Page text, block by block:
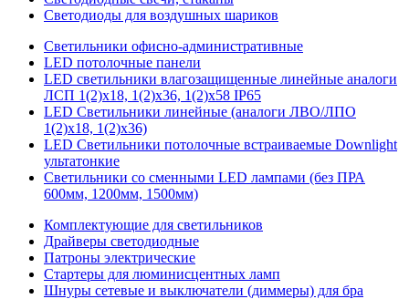
Светодиоды для воздушных шариков
Светильники офисно-административные
LED потолочные панели
LED светильники влагозащищенные линейные аналоги
ЛСП 1(2)х18, 1(2)х36, 1(2)х58 IP65
LED Светильники линейные (аналоги ЛВО/ЛПО
1(2)х18, 1(2)х36)
LED Светильники потолочные встраиваемые Downlight
ультатонкие
Светильники со сменными LED лампами (без ПРА
600мм, 1200мм, 1500мм)
Комплектующие для светильников
Драйверы светодиодные
Патроны электрические
Стартеры для люминисцентных ламп
Шнуры сетевые и выключатели (диммеры) для бра